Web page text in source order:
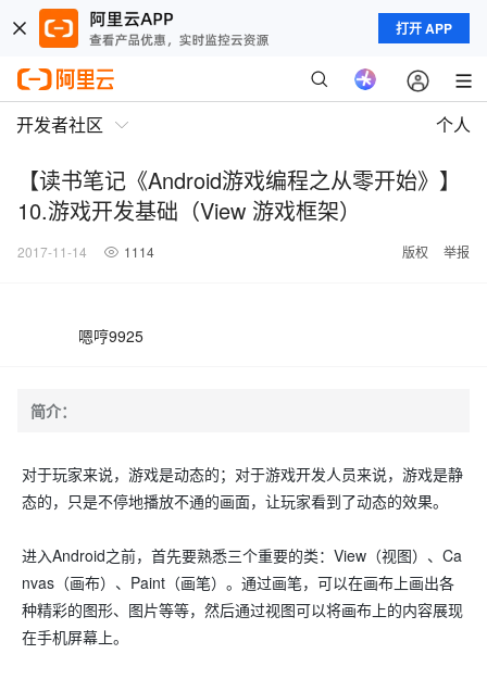
打开 APP
开发者社区 个人
【读书笔记《Android游戏编程之从零开始》】
10.游戏开发基础（View 游戏框架）
2017-11-14 1114 版权 举报
嗯哼9925
简介：
对于玩家来说，游戏是动态的；对于游戏开发人员来说，游戏是静
态的，只是不停地播放不通的画面，让玩家看到了动态的效果。
进入Android之前，首先要熟悉三个重要的类：View（视图）、Ca
nvas（画布）、Paint（画笔）。通过画笔，可以在画布上画出各
种精彩的图形、图片等等，然后通过视图可以将画布上的内容展现
在手机屏幕上。